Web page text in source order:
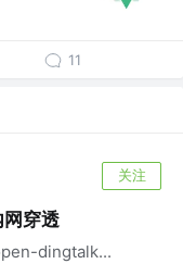
11
关注
穿透
dingtalk...